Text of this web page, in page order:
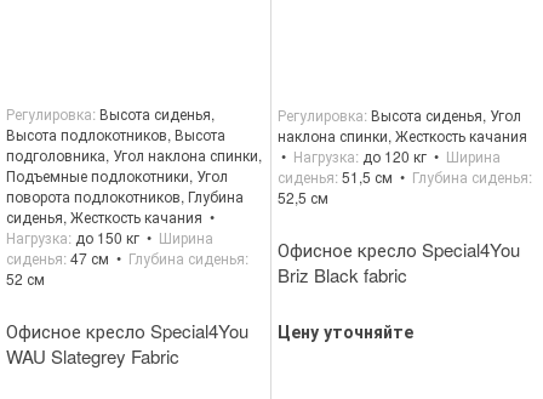
Офисное кресло Special4You
WAU Slategrey Fabric
Регулировка Высота сиденья,
Высота подлокотников, Высота
подголовника, Угол наклона спинки,
Подъемные подлокотники, Угол
поворота подлокотников, Глубина
сиденья, Жесткость качания
Нагрузка до 150 кг
Ширина
сиденья 47 см
Глубина сиденья
52 см
Офисное кресло Special4You
Briz Black fabric
Цену уточняйте
Регулировка Высота сиденья, Угол
наклона спинки, Жесткость качания
Нагрузка до 120 кг
Ширина
сиденья 51,5 см
Глубина сиденья
52,5 см